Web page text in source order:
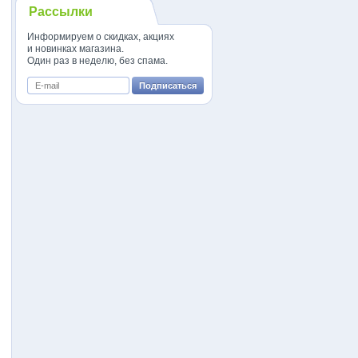
Рассылки
Информируем о скидках, акциях
и новинках магазина.
Один раз в неделю, без спама.